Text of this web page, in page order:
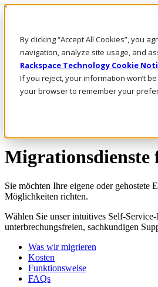
By clicking “Accept All Cookies”, you
navigation, analyze site usage, and
Rackspace Technology Cookie
If you reject, your information won’t
your browser to remember your
Rackspace Technology: Multicloud
Rackspace Ceiling
Call Us
Live Chat
Email Us
Wir vereinfachen Ihre
Migrationsdienste
Sie möchten Ihre eigene oder
Möglichkeiten richten.
Wählen Sie unser intuitives Self-
unterbrechungsfreien, sachkundigen
Was wir migrieren
Kosten
Funktionsweise
FAQs